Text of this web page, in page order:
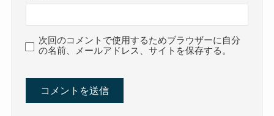
次回のコメントで使用するためブラウザーに自分
の名前、メールアドレス、サイトを保存する。